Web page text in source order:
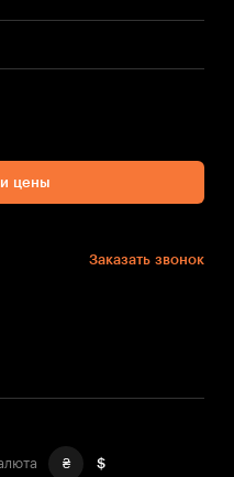
цены
Заказать звонок
₴ $